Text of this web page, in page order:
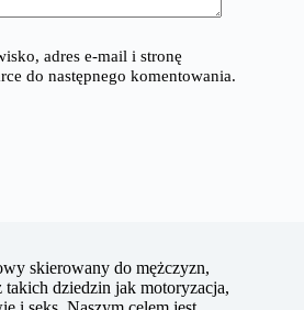
adres e-mail i stronę
do następnego komentowania.
skierowany do mężczyzn,
dziedzin jak motoryzacja,